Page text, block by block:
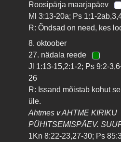
Roosipärja maarjapäev
Ml 3:13-20a; Ps 1:1-
R: Õndsad on need, kes
8. oktoober
27. nädala reede
Jl 1:13-15,2:1-2; Ps 9:2-
26
R: Issand mõistab kohut
üle.
Ahtmes v AHTME KIRIKU
PÜHITSEMISPÄEV.
1Kn 8:22-23,27-30; Ps